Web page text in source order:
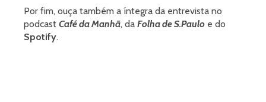
Por fim, ouça também a íntegra da entrevista no
podcast Café da Manhã, da Folha de S.Paulo e do
Spotify.